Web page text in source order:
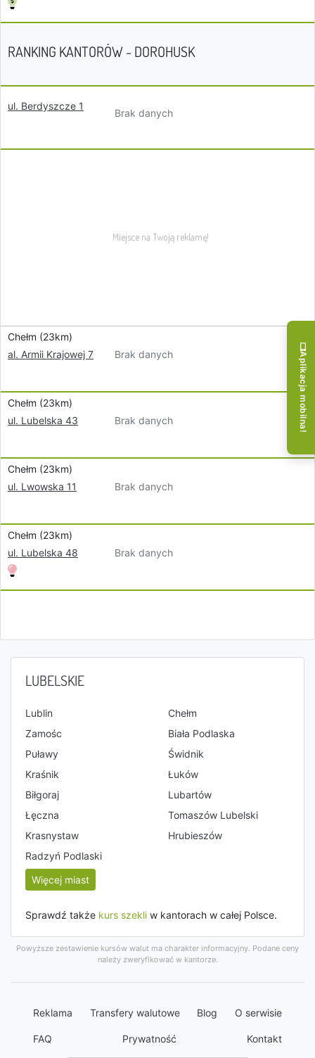
RANKING KANTORÓW - DOROHUSK
ul. Berdyszcze 1
Brak danych
Chełm (23km)
al. Armii Krajowej 7
Brak danych
Chełm (23km)
ul. Lubelska 43
Brak danych
Chełm (23km)
ul. Lwowska 11
Brak danych
Chełm (23km)
ul. Lubelska 48
Brak danych
LUBELSKIE
Lublin
Chełm
Zamośc
Biała Podlaska
Puławy
Świdnik
Kraśnik
Łuków
Biłgoraj
Lubartów
Łęczna
Tomaszów Lubelski
Krasnystaw
Hrubieszów
Radzyń Podlaski
Więcej miast
Sprawdź także kurs szekli w kantorach w całej Polsce.
Powyższe zestawienie kursów walut ma charakter informacyjny. Podane ceny
należy zweryfikować w kantorze.
Reklama Transfery walutowe Blog O serwisie
FAQ Prywatność Kontakt
Aplikacja mobilna!